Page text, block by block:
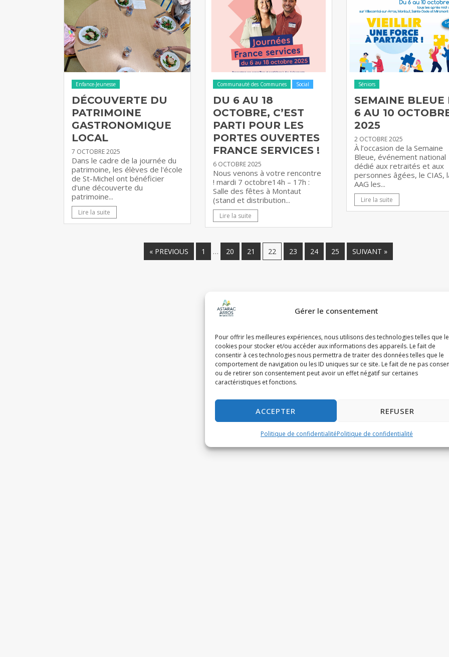
Gérer le consentement
Pour offrir les meilleures expériences, nous utilisons des technologies telles que
cookies pour stocker et/ou accéder aux informations des appareils. Le fait de
consentir à ces technologies nous permettra de traiter des données telles que le
comportement de navigation ou les ID uniques sur ce site. Le fait de ne pas
ou de retirer son consentement peut avoir un effet négatif sur certaines
caractéristiques et fonctions.
ACCEPTER REFUSER
Politique de confidentialitéPolitique de confidentialité
Enfance-Jeunesse
DÉCOUVERTE DU
PATRIMOINE
GASTRONOMIQUE
LOCAL
7 OCTOBRE 2025
Dans le cadre de la journée du
patrimoine, les élèves de l'école
de St-Michel ont bénéficier
d'une découverte du
patrimoine...
Lire la suite
Communauté des Communes Social
DU 6 AU 18
OCTOBRE, C’EST
PARTI POUR LES
PORTES OUVERTES
FRANCE SERVICES !
6 OCTOBRE 2025
Nous venons à votre rencontre
! mardi 7 octobre14h – 17h :
Salle des fêtes à Montaut
(stand et distribution...
Lire la suite
Séniors
SEMAINE BLEUE
6 AU 10
2025
2 OCTOBRE 2025
À l’occasion de la Semaine
Bleue, événement national
dédié aux retraités et aux
personnes âgées, le CIAS,
AAG les...
Lire la suite
« PREVIOUS 1 … 20 21 22 23 24 25 SUIVANT »